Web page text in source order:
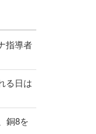
指導者
る日は
銅8を